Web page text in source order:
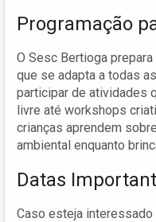
Programação
O Sesc Bertioga
que se adapta a todas
participar de atividades
livre até workshops
crianças aprendem
ambiental enquanto
Datas
Caso esteja